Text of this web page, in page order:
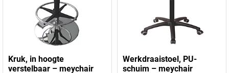
Kruk, in hoogte
verstelbaar – meychair
Werkdraaistoel, PU-
schuim – meychair